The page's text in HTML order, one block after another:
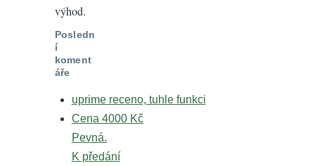
výhod.
Posledn
í
koment
áře
uprime receno, tuhle funkci
Cena 4000 Kč
Pevná.
K předání